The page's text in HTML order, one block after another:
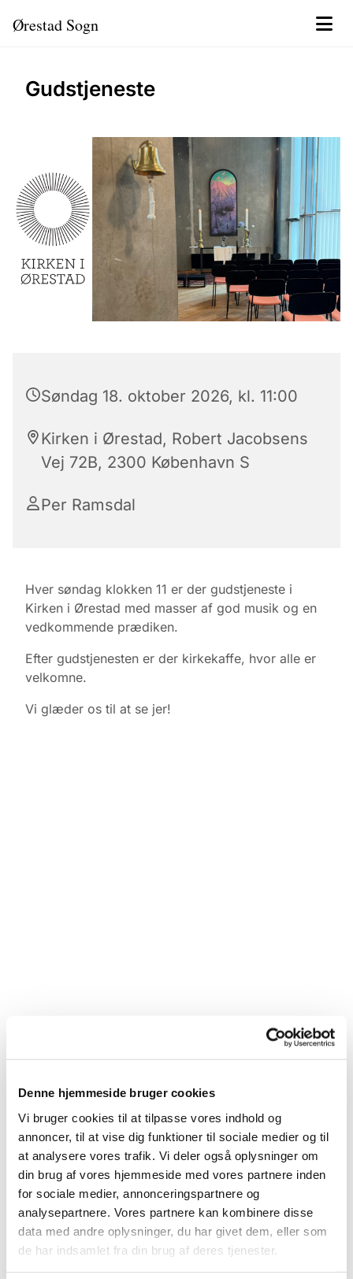
Denne hjemmeside bruger cookies
Vi bruger cookies til at tilpasse vores indhold og
annoncer, til at vise dig funktioner til sociale medier og til
at analysere vores trafik. Vi deler også oplysninger om
din brug af vores hjemmeside med vores partnere inden
for sociale medier, annonceringspartnere og
analysepartnere. Vores partnere kan kombinere disse
data med andre oplysninger, du har givet dem, eller som
de har indsamlet fra din brug af deres tjenester.
Ørestad Sogn
Gudstjeneste
Søndag 18. oktober 2026, kl. 11:00
Kirken i Ørestad, Robert Jacobsens
Vej 72B, 2300 København S
Per Ramsdal
Hver søndag klokken 11 er der gudstjeneste i
Kirken i Ørestad med masser af god musik og en
vedkommende prædiken.
Efter gudstjenesten er der kirkekaffe, hvor alle er
velkomne.
Vi glæder os til at se jer!
Du vil måske også kunne
lide...